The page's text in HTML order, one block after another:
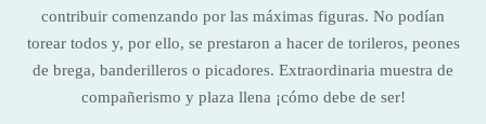
contribuir comenzando por las máximas figuras. No podían
torear todos y, por ello, se prestaron a hacer de torileros, peones
de brega, banderilleros o picadores. Extraordinaria muestra de
compañerismo y plaza llena ¡cómo debe de ser!